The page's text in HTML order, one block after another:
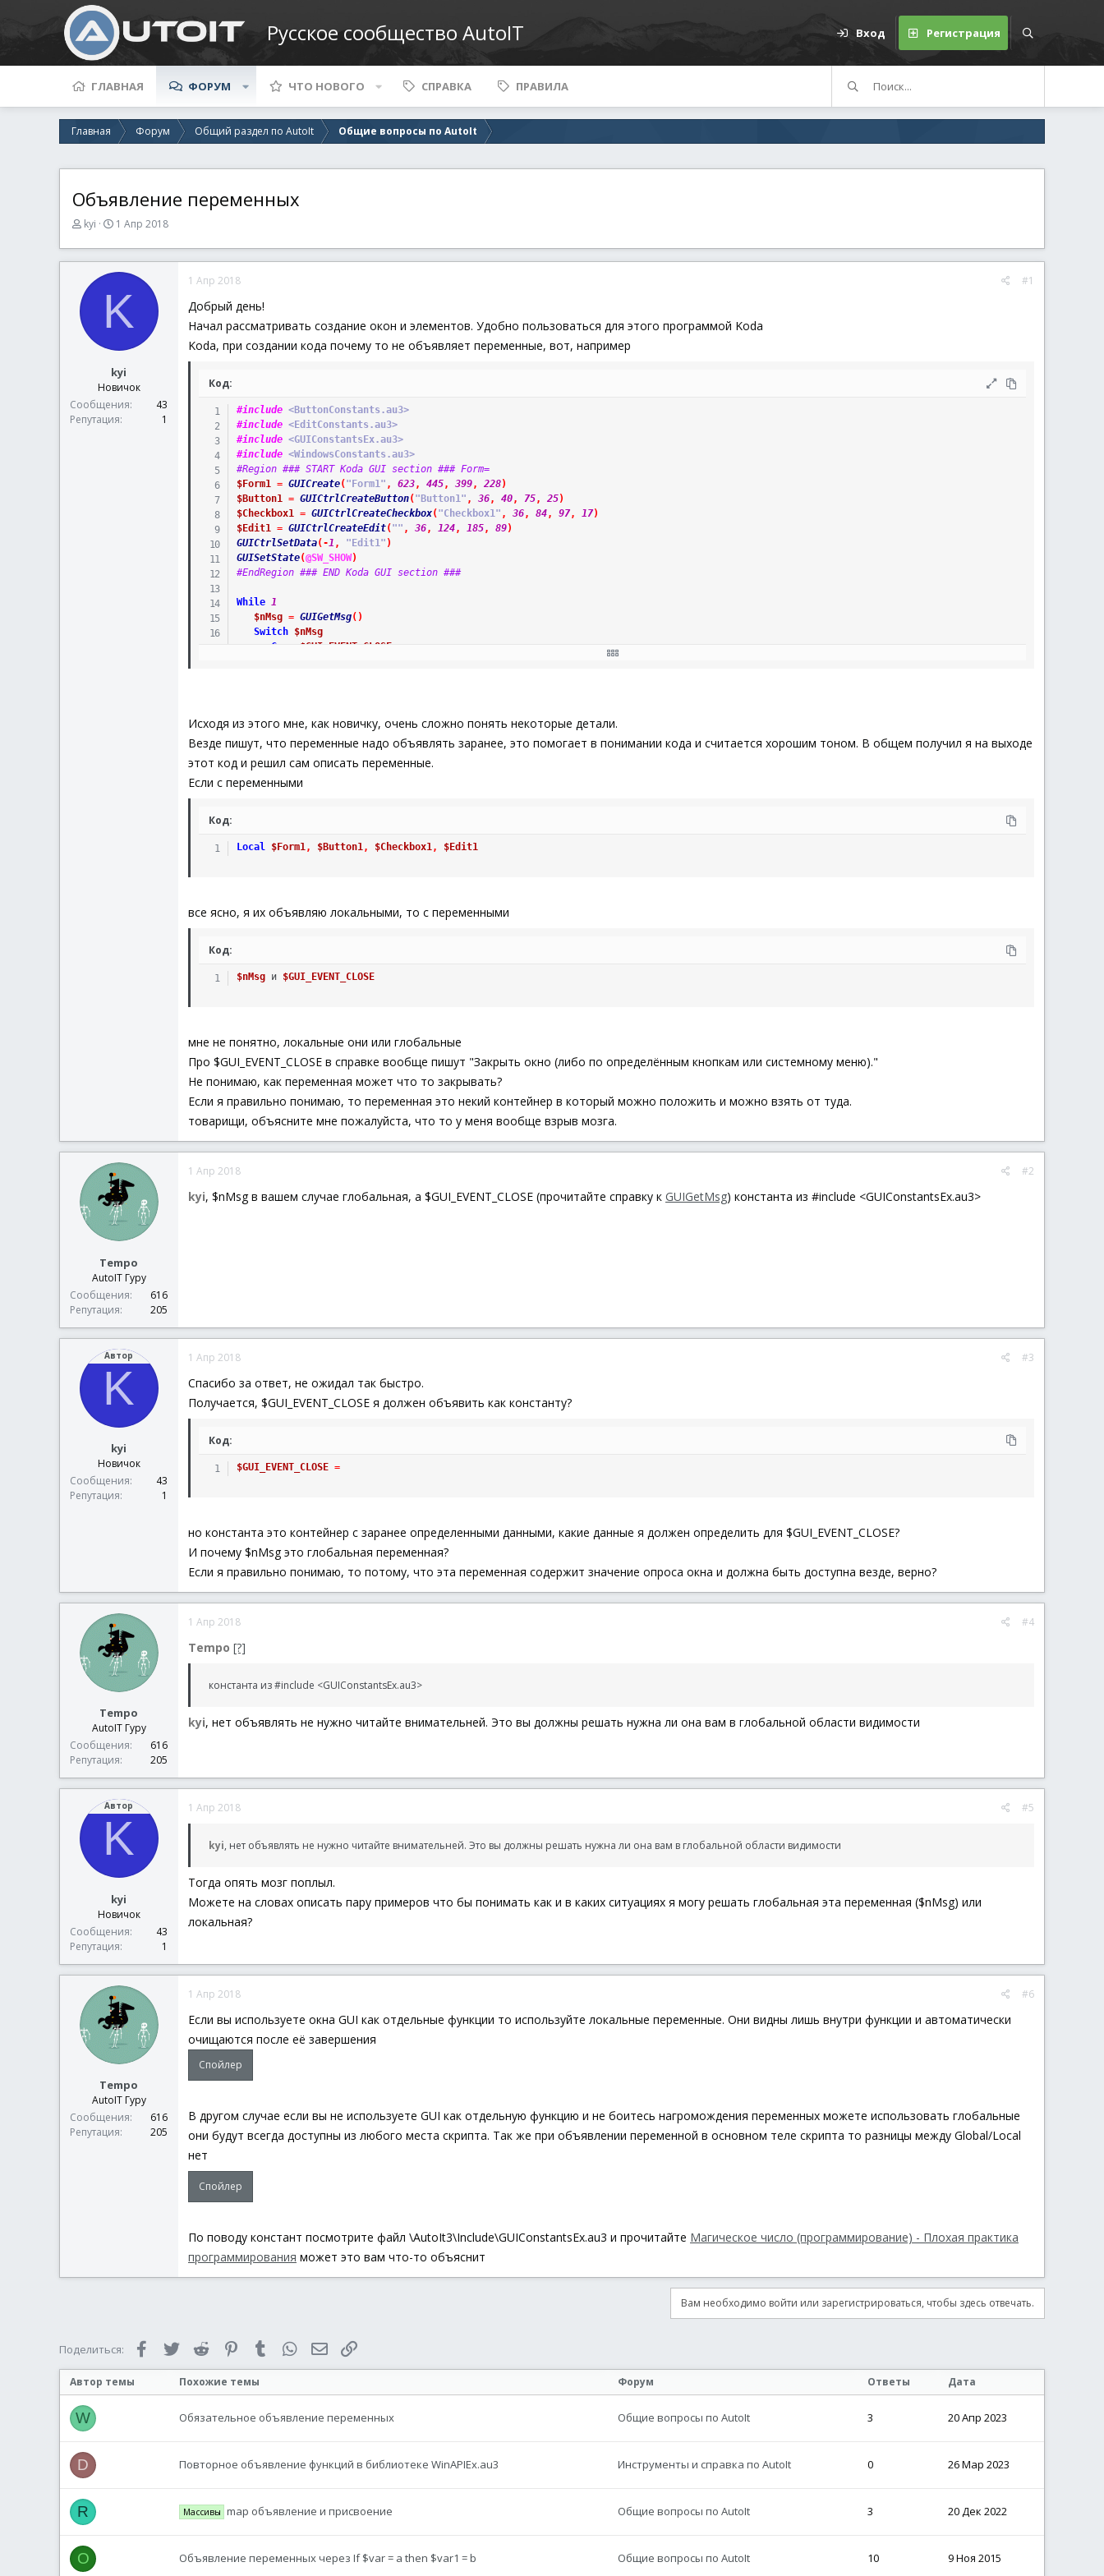
Русское сообщество AutoIT Вход Регистрация
ГЛАВНАЯ ФОРУМ ЧТО НОВОГО СПРАВКА ПРАВИЛА
Главная Форум Общий раздел по AutoIt Общие вопросы по AutoIt
Объявление переменных
А
т
р
т
м
ы
kyi
Д
т
ч
1 Апр 2018
K
kyi
Новичок
Сообщения
43
Репутация
1
1 Апр 2018 #1
Добрый день!
Начал рассматривать создание окон и элементов. Удобно пользоваться для этого программой Koda
Koda, при создании кода почему то не объявляет переменные, вот, например
Код:
#include <ButtonConstants.au3>
#include <EditConstants.au3>
#include <GUIConstantsEx.au3>
#include <WindowsConstants.au3>
#Region ### START Koda GUI section ### Form=
$Form1 = GUICreate( "Form1" , 623, 445, 399, 228)
$Button1 = GUICtrlCreateButton( "Button1" , 36, 40, 75, 25)
$Checkbox1 = GUICtrlCreateCheckbox( "Checkbox1" , 36, 84, 97, 17)
$Edit1 = GUICtrlCreateEdit( "" , 36, 124, 185, 89)
GUICtrlSetData( -1 , "Edit1" )
GUISetState(@SW_SHOW)
#EndRegion ### END Koda GUI section ###
While 1
$nMsg = GUIGetMsg( )
Switch
$nMsg
Case
$GUI_EVENT_CLOSE
Исходя из этого мне, как новичку, очень сложно понять некоторые детали.
Везде пишут, что переменные надо объявлять заранее, это помогает в понимании кода и считается хорошим тоном. В общем получил я на выходе
этот код и решил сам описать переменные.
Если с переменными
Код:
Local $Form1, $Button1, $Checkbox1, $Edit1
все ясно, я их объявляю локальными, то с переменными
Код:
$nMsg и $GUI_EVENT_CLOSE
мне не понятно, локальные они или глобальные
Про $GUI_EVENT_CLOSE в справке вообще пишут "Закрыть окно (либо по определённым кнопкам или системному меню)."
Не понимаю, как переменная может что то закрывать?
Если я правильно понимаю, то переменная это некий контейнер в который можно положить и можно взять от туда.
товарищи, объясните мне пожалуйста, что то у меня вообще взрыв мозга.
Tempo
AutoIT Гуру
Сообщения
616
Репутация
205
1 Апр 2018 #2
kyi, $nMsg в вашем случае глобальная, а $GUI_EVENT_CLOSE (прочитайте справку к GUIGetMsg) константа из #include <GUIConstantsEx.au3>
Автор
K
kyi
Новичок
Сообщения
43
Репутация
1
1 Апр 2018 #3
Спасибо за ответ, не ожидал так быстро.
Получается, $GUI_EVENT_CLOSE я должен объявить как константу?
Код:
$GUI_EVENT_CLOSE =
но константа это контейнер с заранее определенными данными, какие данные я должен определить для $GUI_EVENT_CLOSE?
И почему $nMsg это глобальная переменная?
Если я правильно понимаю, то потому, что эта переменная содержит значение опроса окна и должна быть доступна везде, верно?
Tempo
AutoIT Гуру
Сообщения
616
Репутация
205
1 Апр 2018 #4
Tempo [?]
константа из #include <GUIConstantsEx.au3>
kyi, нет объявлять не нужно читайте внимательней. Это вы должны решать нужна ли она вам в глобальной области видимости
Автор
K
kyi
Новичок
Сообщения
43
Репутация
1
1 Апр 2018 #5
kyi, нет объявлять не нужно читайте внимательней. Это вы должны решать нужна ли она вам в глобальной области видимости
Тогда опять мозг поплыл.
Можете на словах описать пару примеров что бы понимать как и в каких ситуациях я могу решать глобальная эта переменная ($nMsg) или
локальная?
Tempo
AutoIT Гуру
Сообщения
616
Репутация
205
1 Апр 2018 #6
Если вы используете окна GUI как отдельные функции то используйте локальные переменные. Они видны лишь внутри функции и автоматически
очищаются после её завершения
Спойлер
В другом случае если вы не используете GUI как отдельную функцию и не боитесь нагромождения переменных можете использовать глобальные
они будут всегда доступны из любого места скрипта. Так же при объявлении переменной в основном теле скрипта то разницы между Global/Local
нет
Спойлер
По поводу констант посмотрите файл \AutoIt3\Include\GUIConstantsEx.au3 и прочитайте Магическое число (программирование) - Плохая практика
программирования может это вам что-то объяснит
Вам необходимо войти или зарегистрироваться, чтобы здесь отвечать.
Поделиться: FacebookTwitter Reddit PinterestTumblr WhatsAppЭлектронная почта
Автор темы Похожие темы Форум Ответы Дата
W Обязательное объявление переменных Общие вопросы по AutoIt 3 20 Апр 2023
D Повторное объявление функций в библиотеке WinAPIEx.au3 Инструменты и справка по AutoIt 0 26 Мар 2023
R Массивы map объявление и присвоение Общие вопросы по AutoIt 3 20 Дек 2022
O Объявление переменных через If $var = a then $var1 = b Общие вопросы по AutoIt 10 9 Ноя 2015